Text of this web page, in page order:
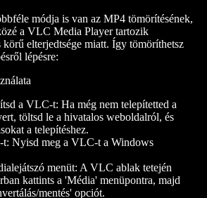
módja is van az MP4 tömörítésének,
a VLC Media Player tartozik
körű elterjedtsége miatt. Így tömöríthetsz
lépésre:
a VLC-t: Ha még nem telepítetted a
töltsd le a hivatalos weboldalról, és
a telepítéshez.
t: Nyisd meg a VLC-t a Windows
menüt: A VLC ablak tetején
kattints a 'Média' menüpontra, majd
mentés' opciót.